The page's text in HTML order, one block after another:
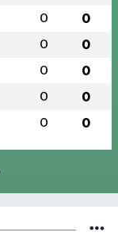
0 0
0 0
0 0
0 0
0 0